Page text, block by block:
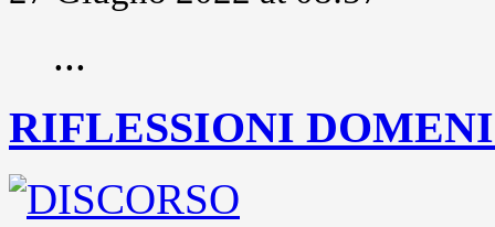
...
RIFLESSIONI